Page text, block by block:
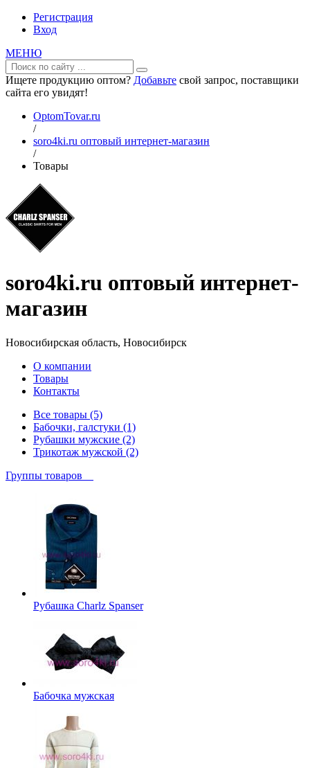
Регистрация
Вход
МЕНЮ
Ищете продукцию оптом? Добавьте свой запрос, поставщики
сайта его увидят!
OptomTovar.ru
/
soro4ki.ru оптовый интернет-магазин
/
Товары
soro4ki.ru оптовый интернет-
магазин
Новосибирская область, Новосибирск
О компании
Товары
Контакты
Все товары (5)
Бабочки, галстуки (1)
Рубашки мужские (2)
Трикотаж мужской (2)
Группы товаров
Рубашка Charlz Spanser
Бабочка мужская